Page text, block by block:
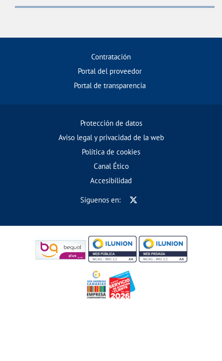
Contratación
Portal del proveedor
Portal de transparencia
Protección de datos
Aviso legal y privacidad de la web
Política de cookies
Canal Ético
Accesibilidad
Síguenos en: